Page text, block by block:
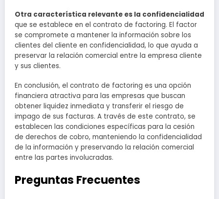
Otra característica relevante es la confidencialidad
que se establece en el contrato de factoring. El factor
se compromete a mantener la información sobre los
clientes del cliente en confidencialidad, lo que ayuda a
preservar la relación comercial entre la empresa cliente
y sus clientes.
En conclusión, el contrato de factoring es una opción
financiera atractiva para las empresas que buscan
obtener liquidez inmediata y transferir el riesgo de
impago de sus facturas. A través de este contrato, se
establecen las condiciones específicas para la cesión
de derechos de cobro, manteniendo la confidencialidad
de la información y preservando la relación comercial
entre las partes involucradas.
Preguntas Frecuentes